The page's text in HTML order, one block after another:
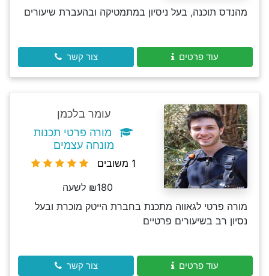
מהנדס תוכנה, בעל ניסיון במתמטיקה ובהעברת שיעורים
עוד פרטים צור קשר
עומר בלכמן
מורה פרטי תכנות
מונחה עצמים
1 משובים
₪180 לשעה
מורה פרטי לגאווה מתכנת בחברת הייטק מוכרת ובעל
נסיון רב בשיעורים פרטיים
עוד פרטים צור קשר